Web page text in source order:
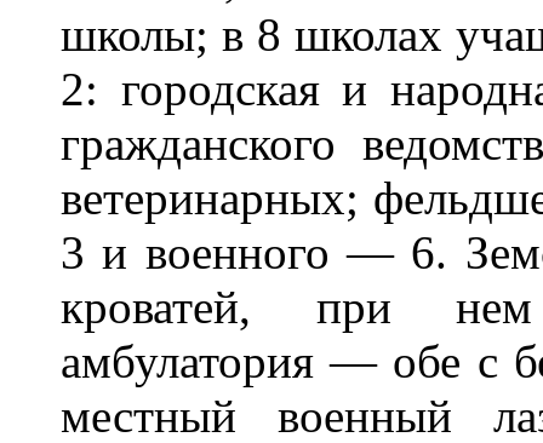
школы; в 8 школах
2: городская и
гражданского
ветеринарных;
3 и военного — 6.
кроватей, при нем
амбулатория — обе с
местный военный